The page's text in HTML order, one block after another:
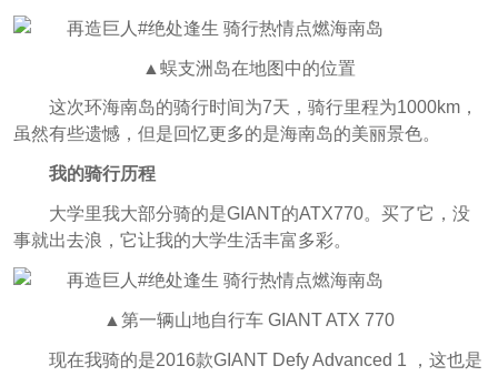
▲蜈支洲岛在地图中的位置
这次环海南岛的骑行时间为7天，骑行里程为1000km，
虽然有些遗憾，但是回忆更多的是海南岛的美丽景色。
我的骑行历程
大学里我大部分骑的是GIANT的ATX770。买了它，没
事就出去浪，它让我的大学生活丰富多彩。
▲第一辆山地自行车 GIANT ATX 770
现在我骑的是2016款GIANT Defy Advanced 1 ，这也是